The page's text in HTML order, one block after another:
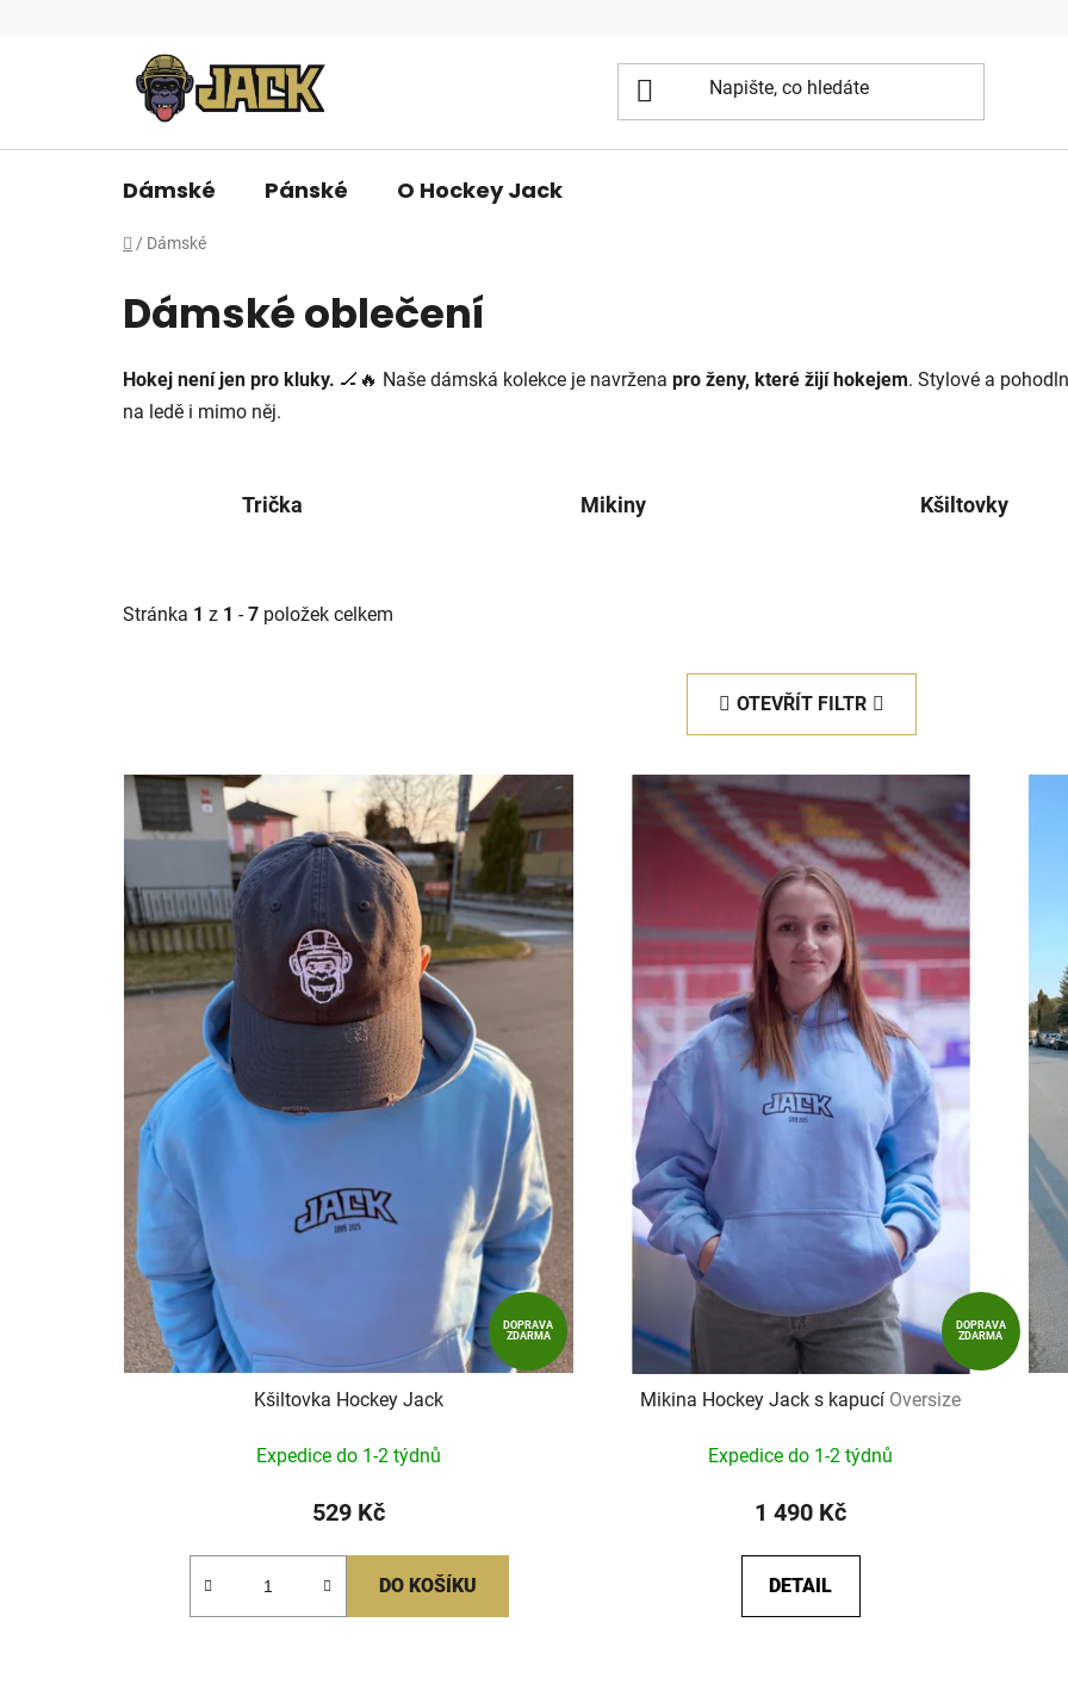
Dámské Pánské O Hockey Jack
Domů
/ Dámské
Dámské oblečení
Hokej není jen pro kluky. 🏒🔥 Naše dámská kolekce je navržena pro ženy, které žijí hokejem. Stylové a
na ledě i mimo něj.
Trička Mikiny Kšiltovky
Stránka 1 z 1 -7 položek celkem
OTEVŘÍT FILTR
V
ý
p
i
s
p
r
o
k
ů
DOPRAVA
ZDARMA
Kšiltovka Hockey Jack
Expedice do 1-2 týdnů
529 Kč
DO KOŠÍKU
DOPRAVA
ZDARMA
Mikina Hockey Jack s kapucí Oversize
Expedice do 1-2 týdnů
1 490 Kč
DETAIL